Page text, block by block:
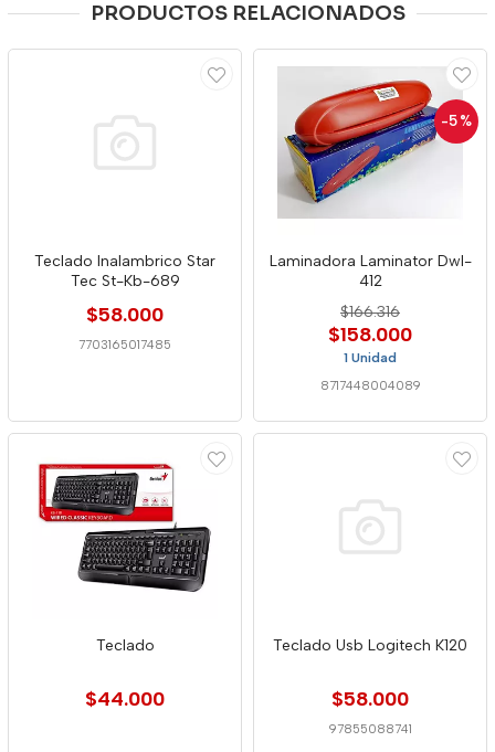
PRODUCTOS RELACIONADOS
Teclado Inalambrico Star
Tec St-Kb-689
$58.000
7703165017485
-5 %
Laminadora Laminator Dwl-
412
$166.316
$158.000
1 Unidad
8717448004089
Teclado
$44.000
Teclado Usb Logitech K120
$58.000
97855088741